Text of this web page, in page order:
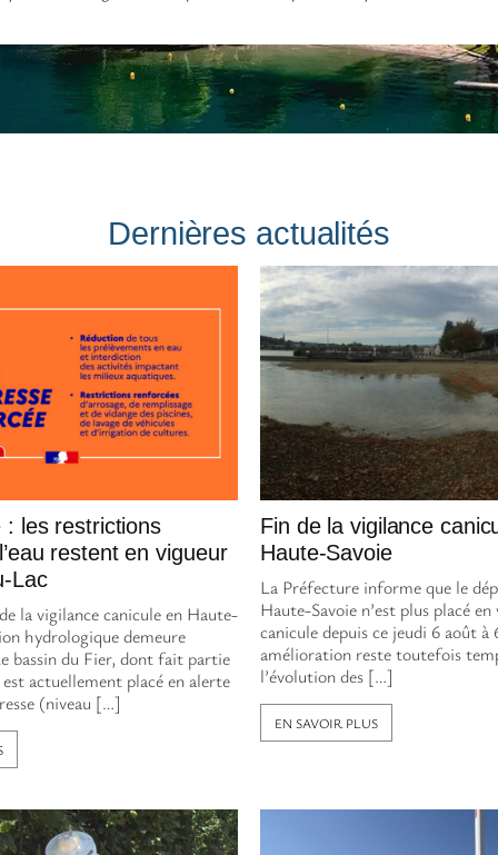
Dernières actualités
: les restrictions
restent en vigueur
Lac
la vigilance canicule en Haute-
hydrologique demeure
bassin du Fier, dont fait partie
actuellement placé en alerte
(niveau […]
Fin de la vigilance
Haute-Savoie
La Préfecture informe que le
Haute-Savoie n’est plus placé
canicule depuis ce jeudi 6 août à
amélioration reste toutefois
l’évolution des […]
EN SAVOIR PLUS